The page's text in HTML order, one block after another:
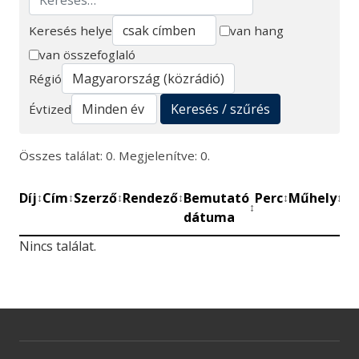
Keresés
Keresés helye
van hang
van összefoglaló
Régió
Évtized
Keresés / szűrés
Összes találat: 0. Megjelenítve: 0.
Díj↕Cím↕Szerző↕Rendező↕Bemutató
dátuma
↕
Perc↕Műhely↕
Nincs találat.